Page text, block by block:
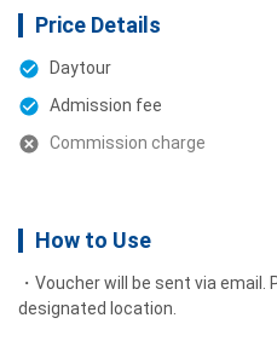
Price Details
Daytour
Admission fee
Commission charge
How to Use
Voucher will be sent via email.
designated location.